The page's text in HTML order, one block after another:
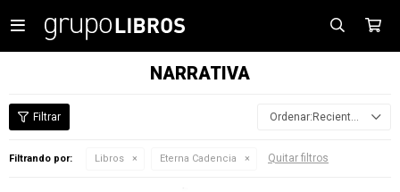

NARRATIVA
Recientes
Filtrando por: Libros Eterna Cadencia Quitar filtros